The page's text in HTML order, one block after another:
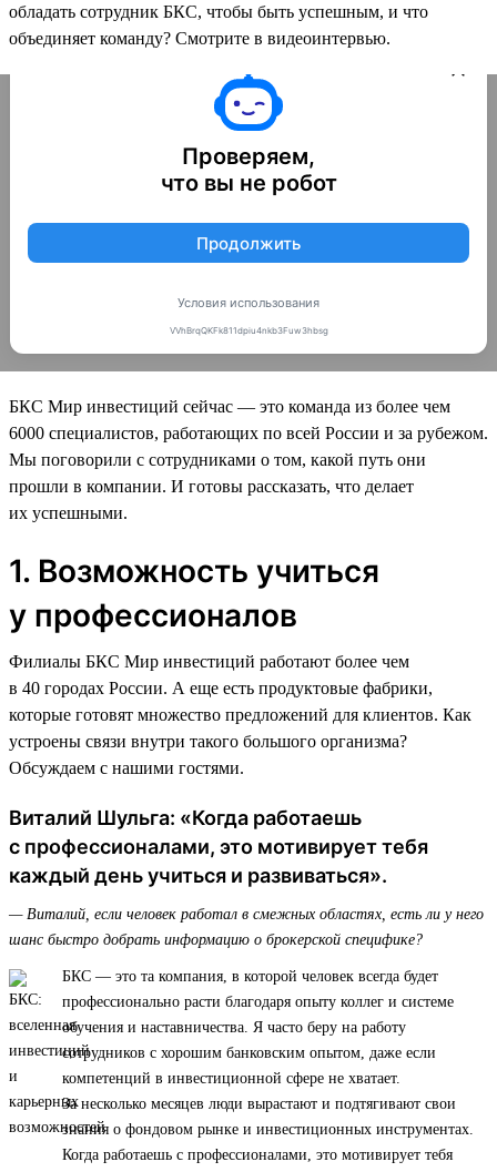
обладать сотрудник БКС, чтобы быть успешным, и что
объединяет команду? Смотрите в видеоинтервью.
БКС Мир инвестиций сейчас — это команда из более чем
6000 специалистов, работающих по всей России и за рубежом.
Мы поговорили с сотрудниками о том, какой путь они
прошли в компании. И готовы рассказать, что делает
их успешными.
1. Возможность учиться
у профессионалов
Филиалы БКС Мир инвестиций работают более чем
в 40 городах России. А еще есть продуктовые фабрики,
которые готовят множество предложений для клиентов. Как
устроены связи внутри такого большого организма?
Обсуждаем с нашими гостями.
Виталий Шульга: «Когда работаешь
с профессионалами, это мотивирует тебя
каждый день учиться и развиваться».
— Виталий, если человек работал в смежных областях, есть ли у него
шанс быстро добрать информацию о брокерской специфике?
БКС — это та компания, в которой человек всегда будет
профессионально расти благодаря опыту коллег и системе
обучения и наставничества. Я часто беру на работу
сотрудников с хорошим банковским опытом, даже если
компетенций в инвестиционной сфере не хватает.
За несколько месяцев люди вырастают и подтягивают свои
знания о фондовом рынке и инвестиционных инструментах.
Когда работаешь с профессионалами, это мотивирует тебя